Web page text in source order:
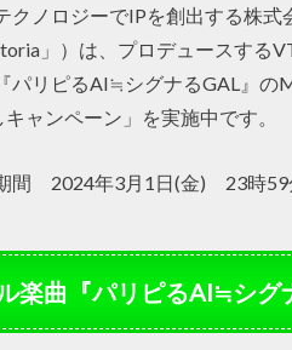
クノロジーでIPを創出する株
」）は、プロデュースする
パリピるAI≒シグナるGAL』
ャンペーン」を実施中です。
間 2024年3月1日(金) 23時59
楽曲『パリピるAI≒シグ